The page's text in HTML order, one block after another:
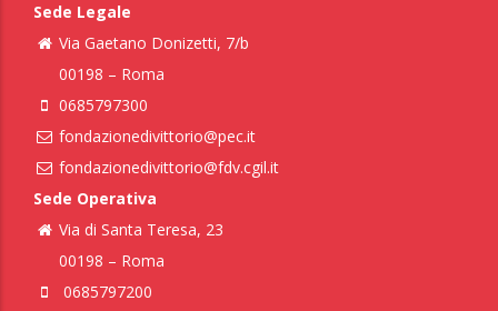
Sede Legale
Via Gaetano Donizetti, 7/b
00198 – Roma
0685797300
fondazionedivittorio@pec.it
fondazionedivittorio@fdv.cgil.it
Sede Operativa
Via di Santa Teresa, 23
00198 – Roma
0685797200